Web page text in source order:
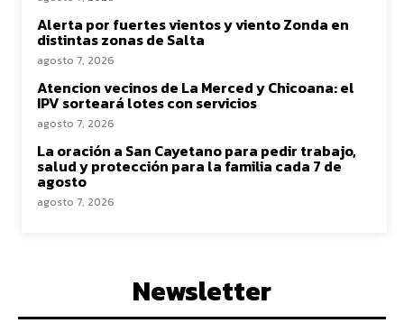
Alerta por fuertes vientos y viento Zonda en
distintas zonas de Salta
agosto 7, 2026
Atencion vecinos de La Merced y Chicoana: el
IPV sorteará lotes con servicios
agosto 7, 2026
La oración a San Cayetano para pedir trabajo,
salud y protección para la familia cada 7 de
agosto
agosto 7, 2026
Newsletter